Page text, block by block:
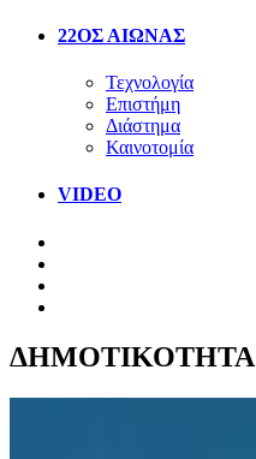
22ΟΣ ΑΙΩΝΑΣ
Τεχνολογία
Επιστήμη
Διάστημα
Καινοτομία
VIDEO
ΔΗΜΟΤΙΚΟΤΗΤΑ